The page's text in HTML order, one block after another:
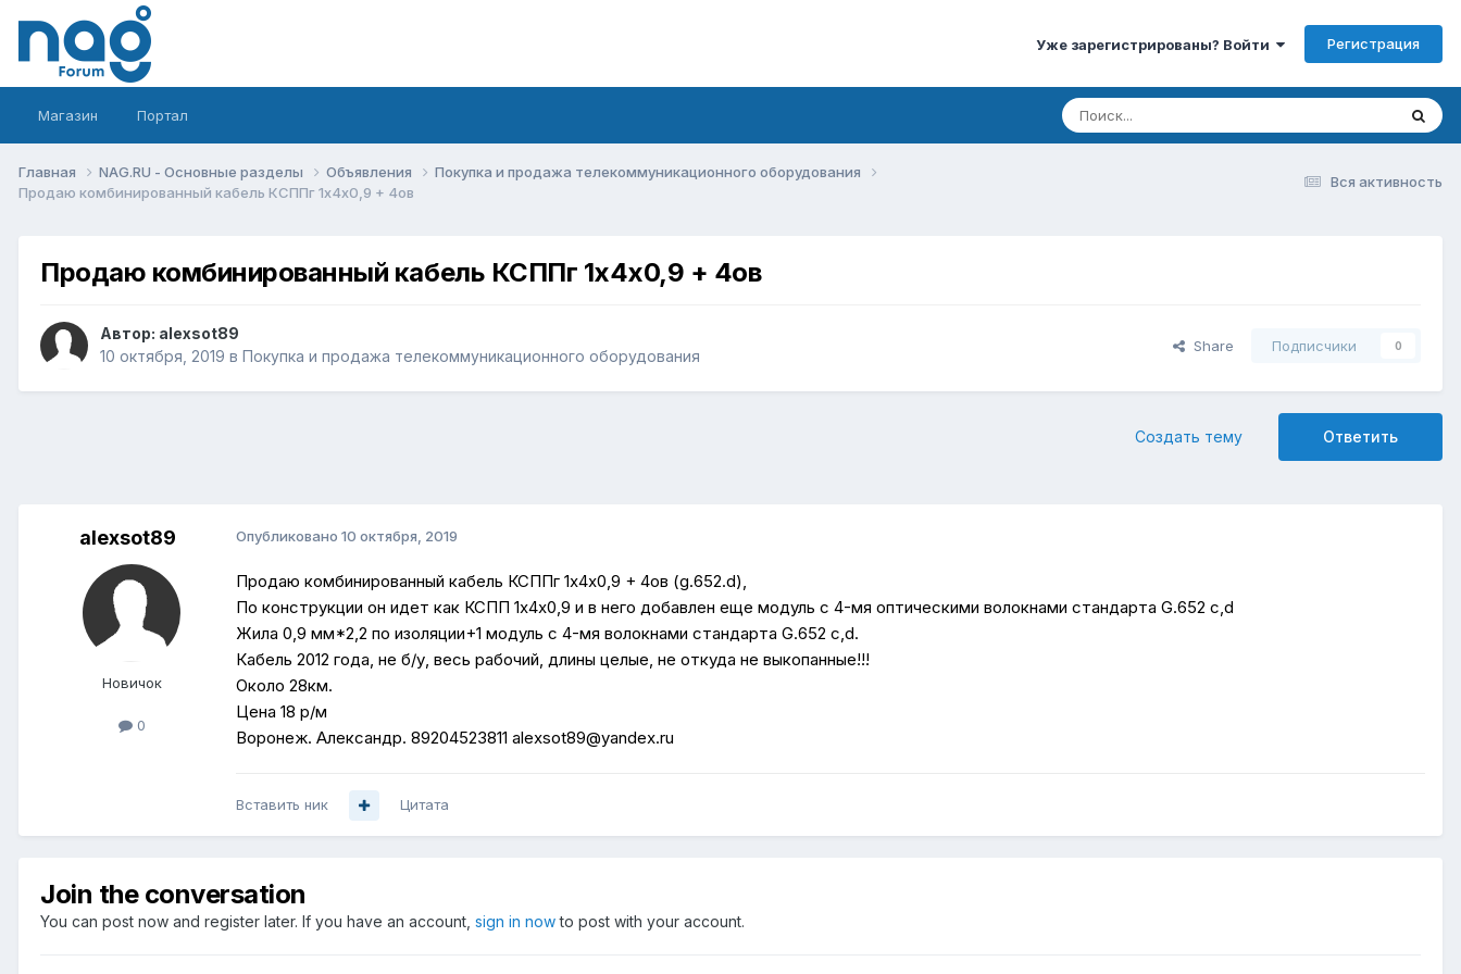
Уже зарегистрированы? Войти Регистрация
Магазин Портал
Вся активность
Главная NAG.RU - Основные разделы Объявления
Покупка и продажа телекоммуникационного оборудования
Продаю комбинированный кабель КСППг 1х4х0,9 + 4ов
Продаю комбинированный кабель КСППг 1х4х0,9 + 4ов
Автор: alexsot89
10 октября, 2019 в Покупка и продажа телекоммуникационного оборудования
Share Подписчики 0
Ответить
Создать тему
alexsot89
Новичок
0
Опубликовано 10 октября, 2019
Продаю комбинированный кабель КСППг 1х4х0,9 + 4ов (g.652.d),
По конструкции он идет как КСПП 1х4х0,9 и в него добавлен еще модуль с 4-мя оптическими волокнами стандарта G.652 c,d
Жила 0,9 мм*2,2 по изоляции+1 модуль с 4-мя волокнами стандарта G.652 c,d.
Кабель 2012 года, не б/у, весь рабочий, длины целые, не откуда не выкопанные!!!
Около 28км.
Цена 18 р/м
Воронеж. Александр. 89204523811 alexsot89@yandex.ru
Вставить ник Цитата
Join the conversation
You can post now and register later. If you have an account, sign in nowto post with your account.